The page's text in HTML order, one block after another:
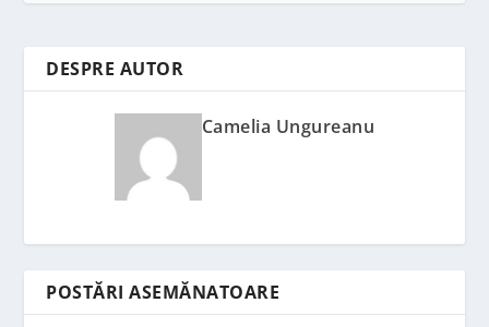
DESPRE AUTOR
Camelia Ungureanu
POSTĂRI ASEMĂNATOARE